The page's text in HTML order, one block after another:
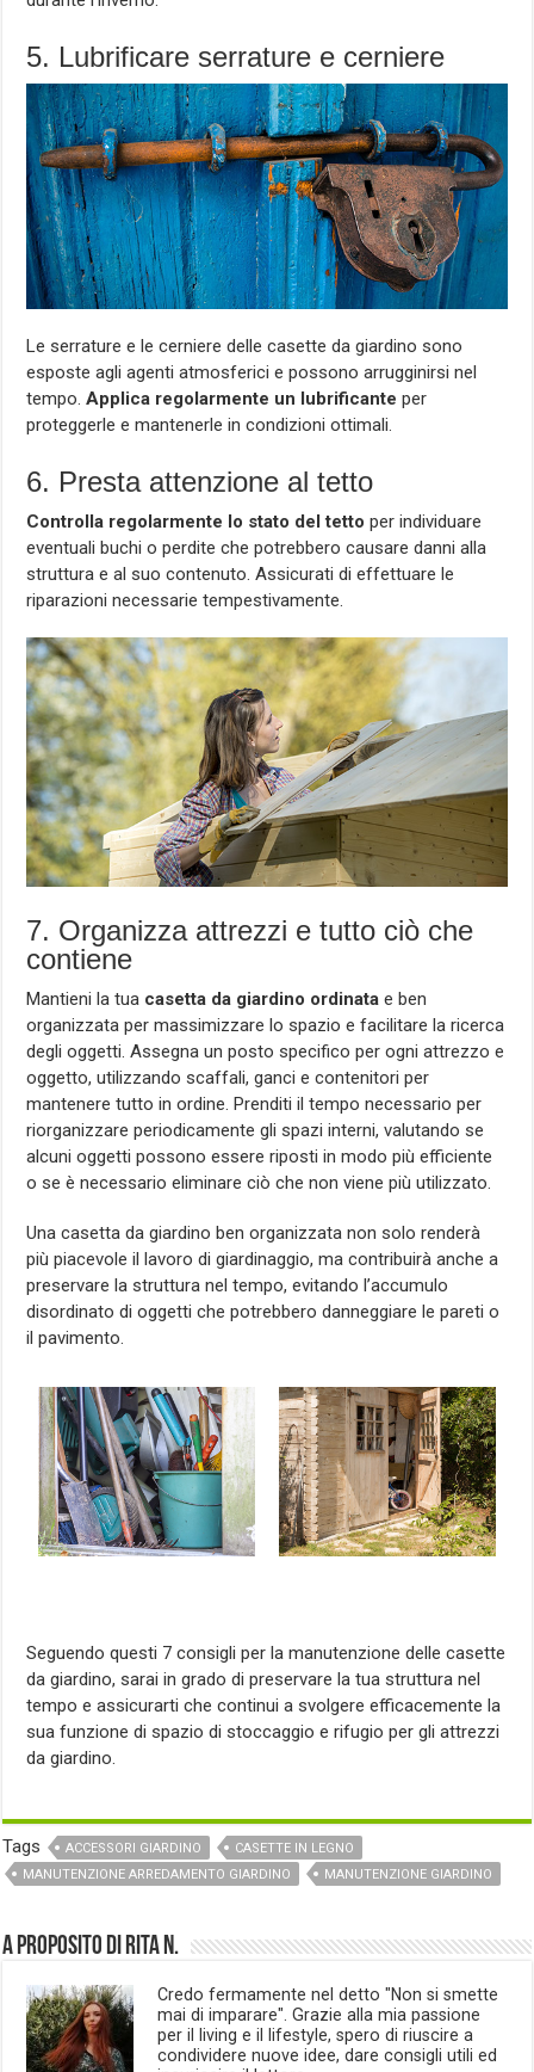
5. Lubrificare serrature e cerniere
Le serrature e le cerniere delle casette da giardino sono
esposte agli agenti atmosferici e possono arrugginirsi nel
tempo.Applica regolarmente un lubrificante per
proteggerle e mantenerle in condizioni ottimali.
6. Presta attenzione al tetto
Controlla regolarmente lo stato del tetto per individuare
eventuali buchi o perdite che potrebbero causare danni alla
struttura e al suo contenuto. Assicurati di effettuare le
riparazioni necessarie tempestivamente.
7. Organizza attrezzi e tutto ciò che
contiene
Mantieni la tua casetta da giardino ordinata e ben
organizzata per massimizzare lo spazio e facilitare la ricerca
degli oggetti. Assegna un posto specifico per ogni attrezzo e
oggetto, utilizzando scaffali, ganci e contenitori per
mantenere tutto in ordine. Prenditi il tempo necessario per
riorganizzare periodicamente gli spazi interni, valutando se
alcuni oggetti possono essere riposti in modo più efficiente
o se è necessario eliminare ciò che non viene più utilizzato.
Una casetta da giardino ben organizzata non solo renderà
più piacevole il lavoro di giardinaggio, ma contribuirà anche a
preservare la struttura nel tempo, evitando l’accumulo
disordinato di oggetti che potrebbero danneggiare le pareti o
il pavimento.
Seguendo questi 7 consigli per la manutenzione delle casette
da giardino, sarai in grado di preservare la tua struttura nel
tempo e assicurarti che continui a svolgere efficacemente la
sua funzione di spazio di stoccaggio e rifugio per gli attrezzi
da giardino.
Tags ACCESSORI GIARDINO
CASETTE IN LEGNO
MANUTENZIONE ARREDAMENTO GIARDINO
MANUTENZIONE GIARDINO
A proposito di Rita N.
Credo fermamente nel detto "Non si smette
mai di imparare". Grazie alla mia passione
per il living e il lifestyle, spero di riuscire a
condividere nuove idee, dare consigli utili ed